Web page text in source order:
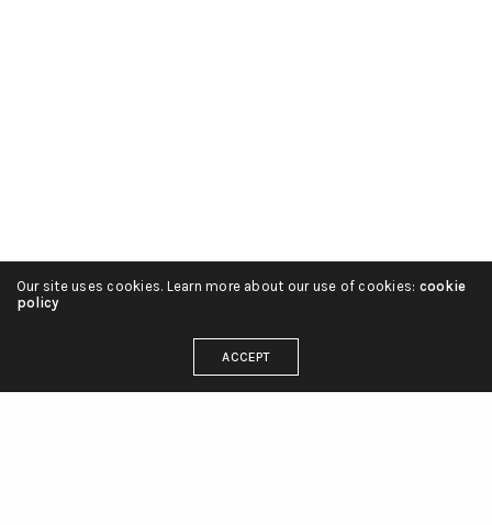
Our site uses cookies. Learn more about our use of cookies: cookie
policy
ACCEPT